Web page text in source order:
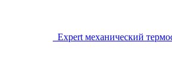
Expert механический